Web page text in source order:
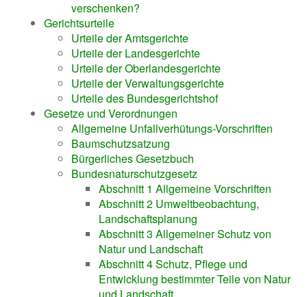
verschenken?
Gerichtsurteile
Urteile der Amtsgerichte
Urteile der Landesgerichte
Urteile der Oberlandesgerichte
Urteile der Verwaltungsgerichte
Urteile des Bundesgerichtshof
Gesetze und Verordnungen
Allgemeine Unfallverhütungs-Vorschriften
Baumschutzsatzung
Bürgerliches Gesetzbuch
Bundesnaturschutzgesetz
Abschnitt 1 Allgemeine Vorschriften
Abschnitt 2 Umweltbeobachtung,
Landschaftsplanung
Abschnitt 3 Allgemeiner Schutz von
Natur und Landschaft
Abschnitt 4 Schutz, Pflege und
Entwicklung bestimmter Teile von Natur
und Landschaft